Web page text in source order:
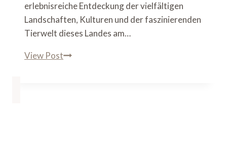
erlebnisreiche Entdeckung der vielfältigen
Landschaften, Kulturen und der faszinierenden
Tierwelt dieses Landes am…
View PostSüdafrika